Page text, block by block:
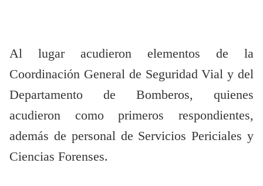
Al lugar acudieron elementos de la
Coordinación General de Seguridad Vial y del
Departamento de Bomberos, quienes
acudieron como primeros respondientes,
además de personal de Servicios Periciales y
Ciencias Forenses.